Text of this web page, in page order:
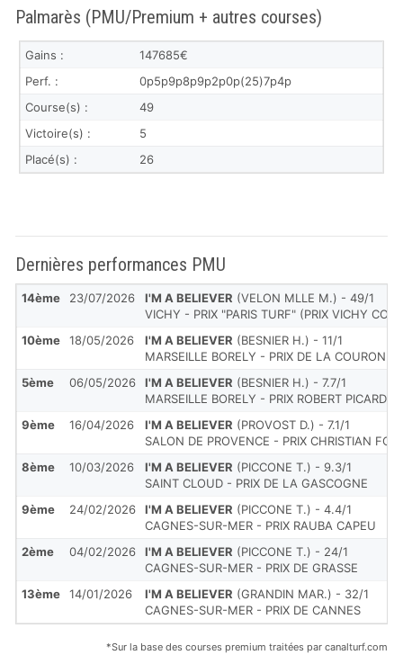
Palmarès (PMU/Premium + autres courses)
Gains :
147685€
Perf. :
0p5p9p8p9p2p0p(25)7p4p
Course(s) :
49
Victoire(s) :
5
Placé(s) :
26
Dernières performances PMU
14ème 23/07/2026 I'M A BELIEVER (VELON MLLE M.) - 49/1
VICHY - PRIX "PARIS TURF" (PRIX VICHY
10ème
18/05/2026 I'M A BELIEVER (BESNIER H.) - 11/1
MARSEILLE BORELY - PRIX DE LA COURONNE
5ème
06/05/2026 I'M A BELIEVER (BESNIER H.) - 7.7/1
MARSEILLE BORELY - PRIX ROBERT PICARDAT
9ème
16/04/2026 I'M A BELIEVER (PROVOST D.) - 7.1/1
SALON DE PROVENCE - PRIX CHRISTIAN
8ème
10/03/2026 I'M A BELIEVER (PICCONE T.) - 9.3/1
SAINT CLOUD - PRIX DE LA GASCOGNE
9ème
24/02/2026 I'M A BELIEVER (PICCONE T.) - 4.4/1
CAGNES-SUR-MER - PRIX RAUBA CAPEU
2ème
04/02/2026 I'M A BELIEVER (PICCONE T.) - 24/1
CAGNES-SUR-MER - PRIX DE GRASSE
13ème
14/01/2026 I'M A BELIEVER (GRANDIN MAR.) - 32/1
CAGNES-SUR-MER - PRIX DE CANNES
*Sur la base des courses premium traitées par canalturf.com